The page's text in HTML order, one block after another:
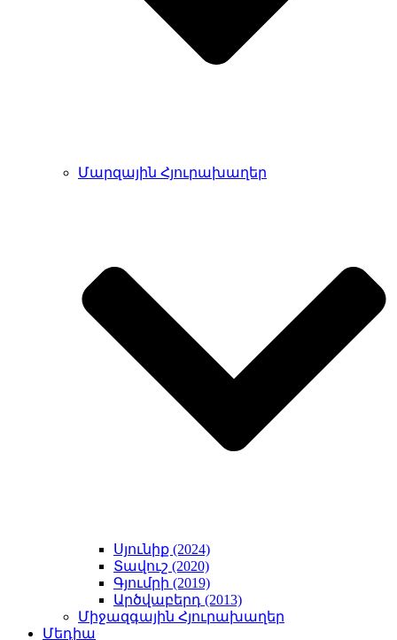
Մարզային Հյուրախաղեր
Սյունիք (2024)
Տավուշ (2020)
Գյումրի (2019)
Արծվաբերդ (2013)
Միջազգային Հյուրախաղեր
Մեդիա